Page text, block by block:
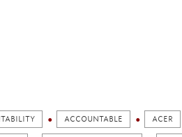
ACCOUNTABLE ACER